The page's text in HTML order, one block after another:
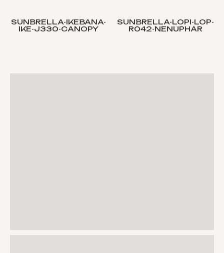
SUNBRELLA-IKEBANA-
IKE-J330-CANOPY
SUNBRELLA-LOPI-LOP-
R042-NENUPHAR